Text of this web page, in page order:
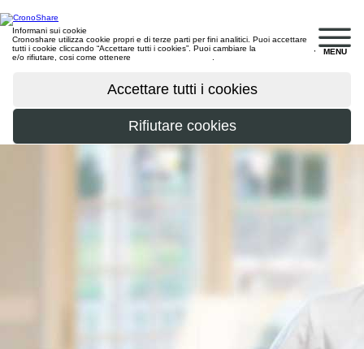
MENU
Informani sui cookie
Cronoshare utilizza cookie propri e di terze parti per fini analitici. Puoi accettare
tutti i cookie cliccando “Accettare tutti i cookies”. Puoi cambiare la
e/o rifiutare, cosi come ottenere